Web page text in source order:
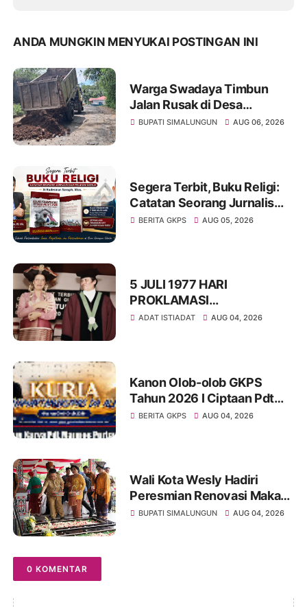
ANDA MUNGKIN MENYUKAI POSTINGAN INI
Warga Swadaya Timbun
Jalan Rusak di Desa
Sibangun Mariah, Harapkan
BUPATI SIMALUNGUN AUG 06, 2026
Segera Terbit, Buku Religi:
Catatan Seorang Jurnalis
dan Pelayan Gereja : St
BERITA GKPS AUG 05, 2026
5 JULI 1977 HARI
PROKLAMASI
KEMERDEKAAN BAHASA
ADAT ISTIADAT AUG 04, 2026
Kanon Olob-olob GKPS
Tahun 2026 I Ciptaan Pdt
Mannes Purba I Kuria
BERITA GKPS AUG 04, 2026
Wali Kota Wesly Hadiri
Peresmian Renovasi Makam
dr. Djasamen Saragih, Ajak
BUPATI SIMALUNGUN AUG 04, 2026
0 KOMENTAR